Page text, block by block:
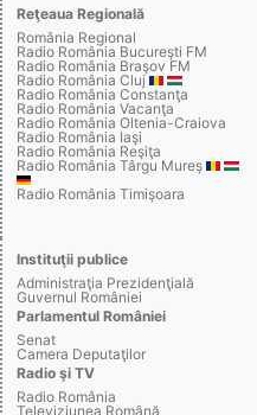
Reţeaua Regională
România Regional
Radio România Bucureşti FM
Radio România Braşov FM
Radio România Cluj
Radio România Constanţa
Radio România Vacanţa
Radio România Oltenia-Craiova
Radio România Iaşi
Radio România Reşiţa
Radio România Târgu Mureş
Radio România Timişoara
Instituţii publice
Administraţia Prezidenţială
Guvernul României
Parlamentul României
Senat
Camera Deputaţilor
Radio şi TV
Radio România
Televiziunea Română